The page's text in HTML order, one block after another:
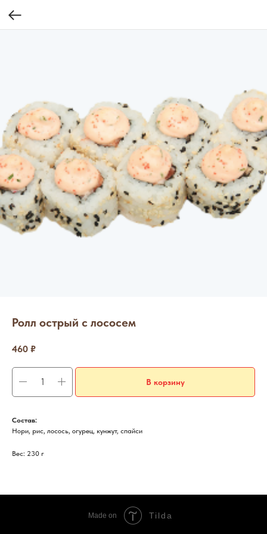
Ролл острый с лососем
460 ₽
В корзину
Состав:
Нори, рис, лосось, огурец, кунжут, спайси
Вес: 230 г
Made on Tilda